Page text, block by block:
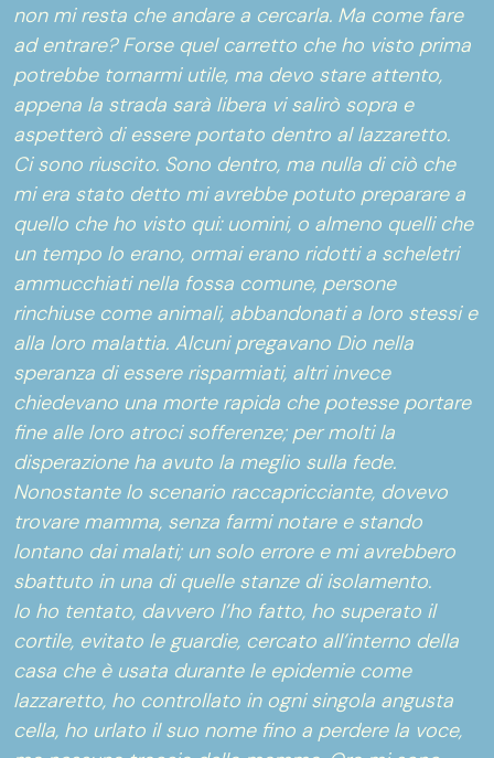
non mi resta che andare a cercarla. Ma come fare
ad entrare? Forse quel carretto che ho visto prima
potrebbe tornarmi utile, ma devo stare attento,
appena la strada sarà libera vi salirò sopra e
aspetterò di essere portato dentro al lazzaretto.
Ci sono riuscito. Sono dentro, ma nulla di ciò che
mi era stato detto mi avrebbe potuto preparare a
quello che ho visto qui: uomini, o almeno quelli che
un tempo lo erano, ormai erano ridotti a scheletri
ammucchiati nella fossa comune, persone
rinchiuse come animali, abbandonati a loro stessi e
alla loro malattia. Alcuni pregavano Dio nella
speranza di essere risparmiati, altri invece
chiedevano una morte rapida che potesse portare
fine alle loro atroci sofferenze; per molti la
disperazione ha avuto la meglio sulla fede.
Nonostante lo scenario raccapricciante, dovevo
trovare mamma, senza farmi notare e stando
lontano dai malati; un solo errore e mi avrebbero
sbattuto in una di quelle stanze di isolamento.
Io ho tentato, davvero l’ho fatto, ho superato il
cortile, evitato le guardie, cercato all’interno della
casa che è usata durante le epidemie come
lazzaretto, ho controllato in ogni singola angusta
cella, ho urlato il suo nome fino a perdere la voce,